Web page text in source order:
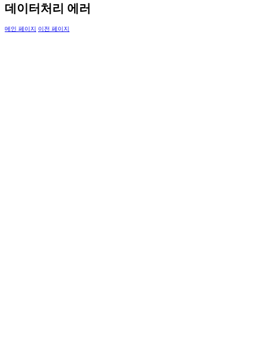
데이터처리 에러
메인 페이지 이전 페이지